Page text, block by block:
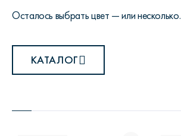
Осталось выбрать цвет — или несколько.
КАТАЛОГ